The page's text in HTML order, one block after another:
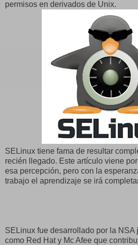
permisos en derivados de Unix.
SELinux tiene fama de resultar
recién llegado. Este artículo viene
esa percepción, pero con la
trabajo el aprendizaje se irá
SELinux fue desarrollado por la NSA
como Red Hat y Mc Afee que